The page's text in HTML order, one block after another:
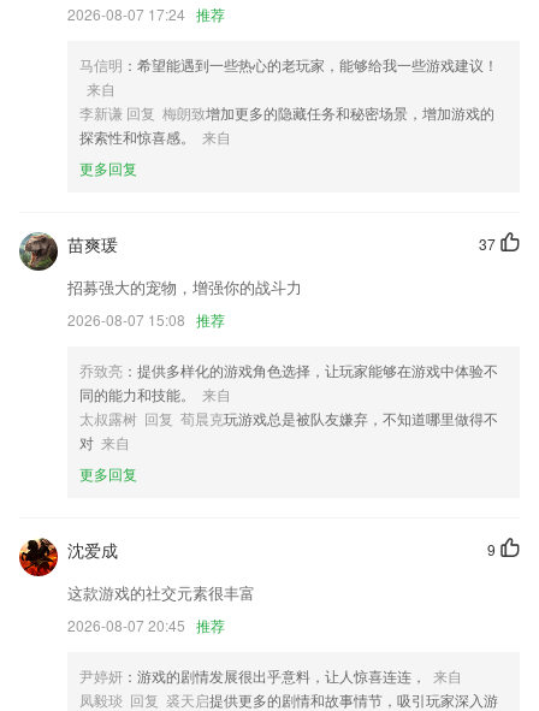
新增夜间模式功能
新增自动续费功能
以上就是开元棋下载app的介绍，如果您喜欢这款软件，您可以到应用商
店进行打分评论，说出您的使用经历，以帮助我们更好的对产品进行优化
支持创建行内页面&行内引用页面
以上就是快讯网的介绍，如果您喜欢这款软件，您可以到应用商店进行打
分评论，说出您的使用经历，以帮助我们更好的对产品进行优化修改。
2026-08-07 17:24 推荐
马信明 ：希望能遇到一些热心的老玩家，能够给我一些游戏建议！
来自
李新谦 回复 梅朗致增加更多的隐藏任务和秘密场景，增加游戏的
探索性和惊喜感。
来自
更多回复
37
苗爽瑗
招募强大的宠物，增强你的战斗力
2026-08-07 15:08 推荐
乔致亮 ：提供多样化的游戏角色选择，让玩家能够在游戏中体验不
同的能力和技能。
来自
太叔露树 回复 荀晨克玩游戏总是被队友嫌弃，不知道哪里做得不
对 来自
更多回复
9
沈爱成
这款游戏的社交元素很丰富
2026-08-07 20:45 推荐
尹婷妍 ：游戏的剧情发展很出乎意料，让人惊喜连连，
来自
凤毅琰 回复 裘天启提供更多的剧情和故事情节，吸引玩家深入游